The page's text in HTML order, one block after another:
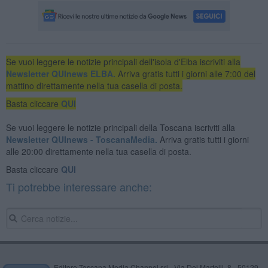
Se vuoi leggere le notizie principali dell'isola d'Elba iscriviti alla
Newsletter QUInews ELBA. Arriva gratis tutti i giorni alle 7:00 del
mattino direttamente nella tua casella di posta.
Basta cliccare QUI
Se vuoi leggere le notizie principali della Toscana iscriviti alla
Newsletter QUInews - ToscanaMedia. Arriva gratis tutti i giorni
alle 20:00 direttamente nella tua casella di posta.
Basta cliccare QUI
Ti potrebbe interessare anche: